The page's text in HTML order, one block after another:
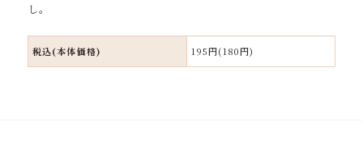
し。
税込(本体価格) 195円(180円)